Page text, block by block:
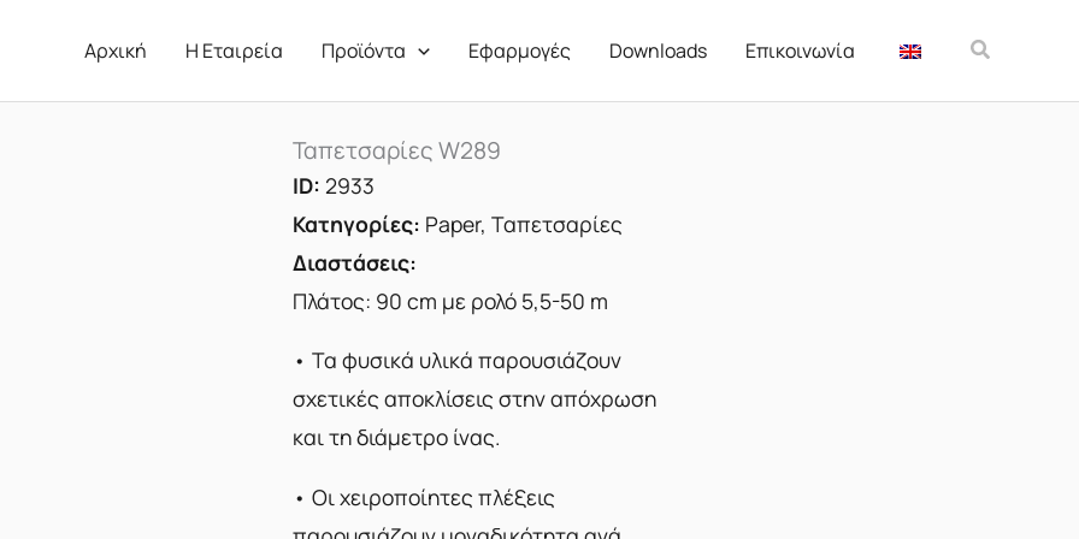
Αρχική Η Εταιρεία Προϊόντα Εφαρμογές Downloads Επικοινωνία Αναζήτηση
Ταπετσαρίες W289
ID: 2933
Κατηγορίες: Paper, Ταπετσαρίες
Διαστάσεις:
Πλάτος: 90 cm με ρολό 5,5-50 m
• Τα φυσικά υλικά παρουσιάζουν
σχετικές αποκλίσεις στην απόχρωση
και τη διάμετρο ίνας.
• Οι χειροποίητες πλέξεις